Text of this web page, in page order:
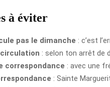
à éviter
pas le dimanche : c’est
: selon ton arrêt de
correspondance : avec une
: Sainte